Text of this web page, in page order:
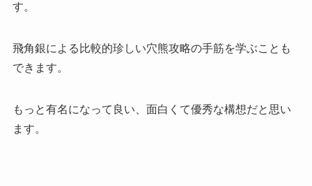
す。
飛角銀による比較的珍しい穴熊攻略の手筋を学ぶことも
できます。
もっと有名になって良い、面白くて優秀な構想だと思い
ます。